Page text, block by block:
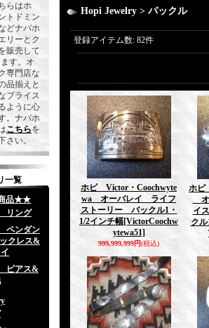
らはホ
トドミン
どナバホ
リーとク
販売して
す。オ
専門店な
品揃えと
プライス
ように心
。ナバホ
こちらを
さい。
一覧
品★★
リング
ペンダン
クレス&
ピアス&
Hopi Jewelry > バックル
登録アイテム数: 82件
ホピ Victor・Coochwyte
wa オーバレイ ライフ
ストーリー バックル1・
1/2インチ幅[VictorCoochw
ytewa51]
999,999,999円(税込)
ホピ
オ
イ
ク